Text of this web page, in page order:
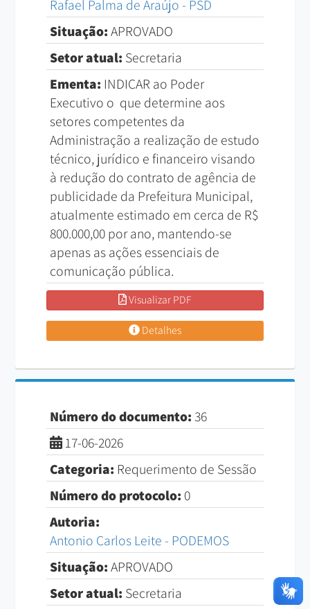
Rafael Palma de Araújo - PSD
Situação:APROVADO
Setor atual: Secretaria
Ementa: INDICAR ao Poder
Executivo o que determine aos
setores competentes da
Administração a realização de estudo
técnico, jurídico e financeiro visando
à redução do contrato de agência de
publicidade da Prefeitura Municipal,
atualmente estimado em cerca de R$
800.000,00 por ano, mantendo-se
apenas as ações essenciais de
comunicação pública.
Visualizar PDF
Detalhes
Número do documento:36
17-06-2026
Categoria: Requerimento de Sessão
Número do protocolo: 0
Autoria:
Antonio Carlos Leite - PODEMOS
Situação:APROVADO
Setor atual: Secretaria